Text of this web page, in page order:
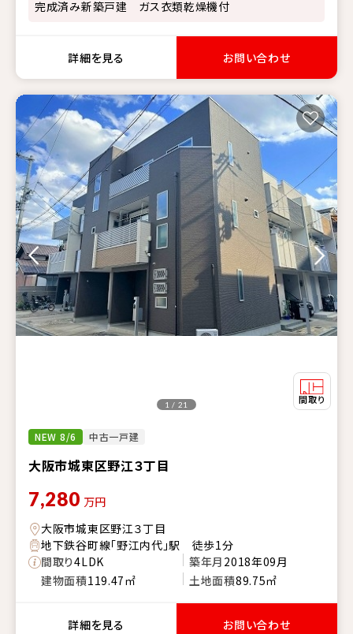
完成済み新築戸建 ガス衣類乾燥機付
詳細を見る お問い合わせ
NEW 8/6 中古一戸建
大阪市城東区野江３丁目
1 / 21
7,280 万円
大阪市城東区野江３丁目
地下鉄谷町線「野江内代」駅 徒歩1分
間取り4LDK 築年月 2018年09月
建物面積119.47㎡ 土地面積89.75㎡
詳細を見る お問い合わせ